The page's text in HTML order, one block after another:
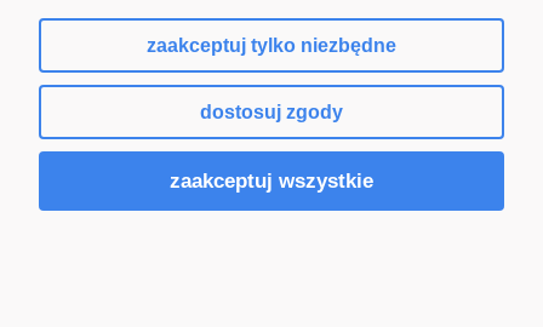
Cena netto:20,70 zł
+
Do koszyka
Cena netto:
-
zaakceptuj tylko niezbędne
dostosuj zgody
zaakceptuj wszystkie